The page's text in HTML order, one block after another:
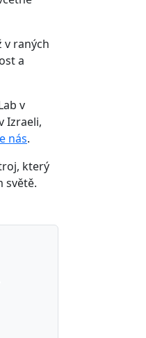
v raných
a
v
Izraeli,
nás.
který
světě.